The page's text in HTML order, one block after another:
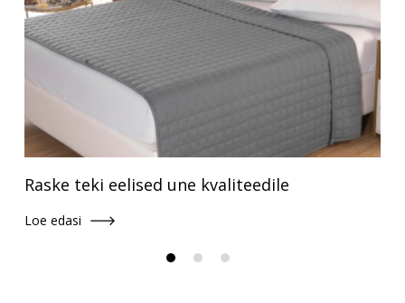
Raske teki eelised une kvaliteedile
Loe edasi